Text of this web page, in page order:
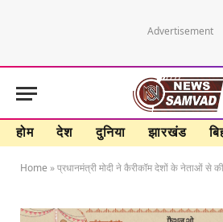
Advertisement
होम देश दुनिया झारखंड
Home »प्रधानमंत्री मोदी ने कैरीकॉम देशों के नेताओं से